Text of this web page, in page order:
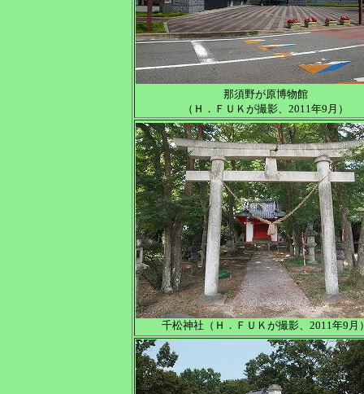
那須野が原博物館
（Ｈ．ＦＵＫが撮影、2011年9月）
千松神社（Ｈ．ＦＵＫが撮影、2011年9月